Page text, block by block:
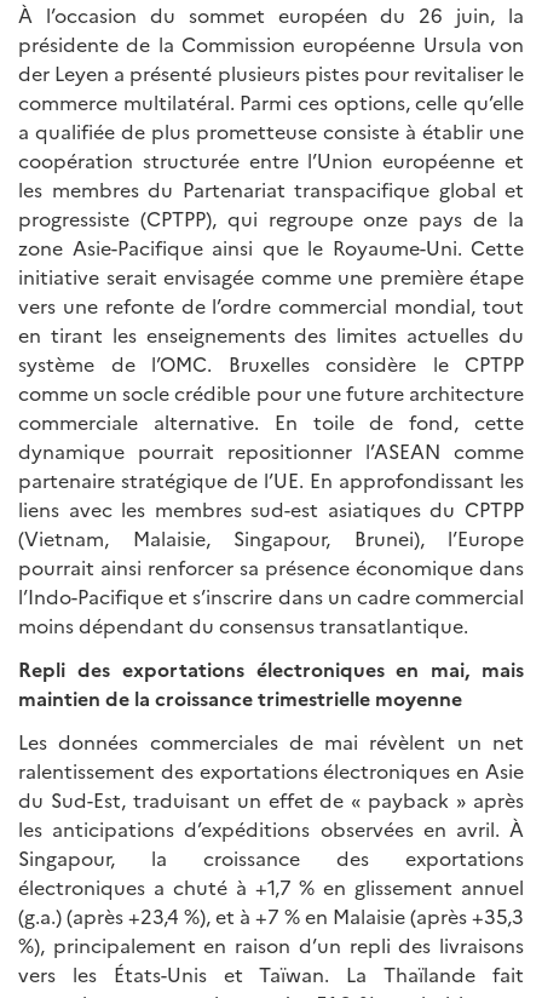
À l’occasion du sommet européen du 26 juin, la
présidente de la Commission européenne Ursula von
der Leyen a présenté plusieurs pistes pour revitaliser le
commerce multilatéral. Parmi ces options, celle qu’elle
a qualifiée de plus prometteuse consiste à établir une
coopération structurée entre l’Union européenne et
les membres du Partenariat transpacifique global et
progressiste (CPTPP), qui regroupe onze pays de la
zone Asie-Pacifique ainsi que le Royaume-Uni. Cette
initiative serait envisagée comme une première étape
vers une refonte de l’ordre commercial mondial, tout
en tirant les enseignements des limites actuelles du
système de l’OMC. Bruxelles considère le CPTPP
comme un socle crédible pour une future architecture
commerciale alternative. En toile de fond, cette
dynamique pourrait repositionner l’ASEAN comme
partenaire stratégique de l’UE. En approfondissant les
liens avec les membres sud-est asiatiques du CPTPP
(Vietnam, Malaisie, Singapour, Brunei), l’Europe
pourrait ainsi renforcer sa présence économique dans
l’Indo-Pacifique et s’inscrire dans un cadre commercial
moins dépendant du consensus transatlantique.
Repli des exportations électroniques en mai, mais
maintien de la croissance trimestrielle moyenne
Les données commerciales de mai révèlent un net
ralentissement des exportations électroniques en Asie
du Sud-Est, traduisant un effet de « payback » après
les anticipations d’expéditions observées en avril. À
Singapour, la croissance des exportations
électroniques a chuté à +1,7 % en glissement annuel
(g.a.) (après +23,4 %), et à +7 % en Malaisie (après +35,3
%), principalement en raison d’un repli des livraisons
vers les États-Unis et Taïwan. La Thaïlande fait